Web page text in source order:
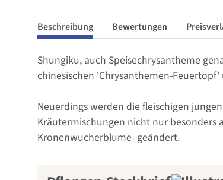
Beschreibung Bewertungen
Shungiku, auch Speisechrysantheme
chinesischen 'Chrysanthemen-Feuertopf'
Neuerdings werden die fleischigen
Kräutermischungen nicht nur besonders
Kronenwucherblume- geändert.